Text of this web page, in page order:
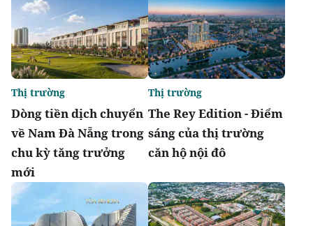
Dòng tiền dịch chuyển
về Nam Đà Nẵng trong
chu kỳ tăng trưởng
mới
Thị trường
The Rey Edition - Điểm
sáng của thị trường
căn hộ nội đô
Thị trường